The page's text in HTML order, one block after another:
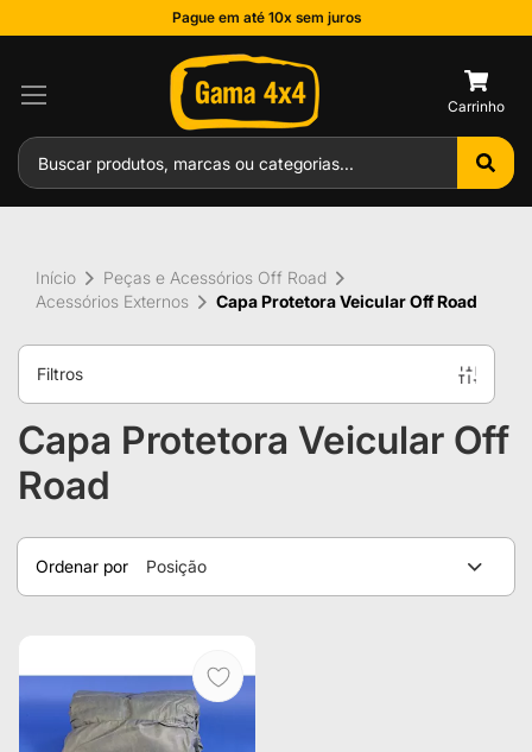
Pague em até 10x sem juros
Capa Protetora Veicular Off
Road
Ordenar por Posição
Início
Peças e Acessórios Off Road
Acessórios Externos
Capa Protetora Veicular Off Road
Filtros